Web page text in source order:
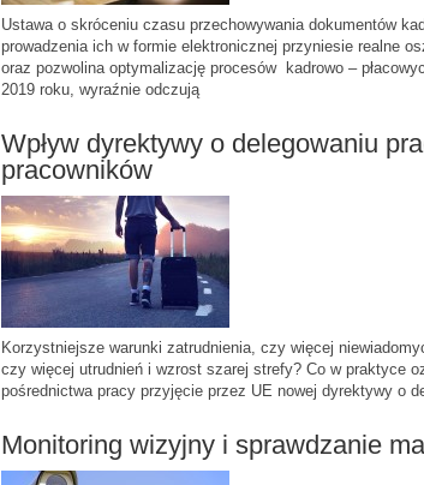
Ustawa o skróceniu czasu przechowywania dokumentów
prowadzenia ich w formie elektronicznej przyniesie realne
oraz pozwolina optymalizację procesów kadrowo –
2019 roku, wyraźnie odczują
Wpływ dyrektywy o delegowaniu
pracowników
Korzystniejsze warunki zatrudnienia, czy więcej
czy więcej utrudnień i wzrost szarej strefy? Co w praktyce
pośrednictwa pracy przyjęcie przez UE nowej dyrektywy o
Monitoring wizyjny i sprawdzanie